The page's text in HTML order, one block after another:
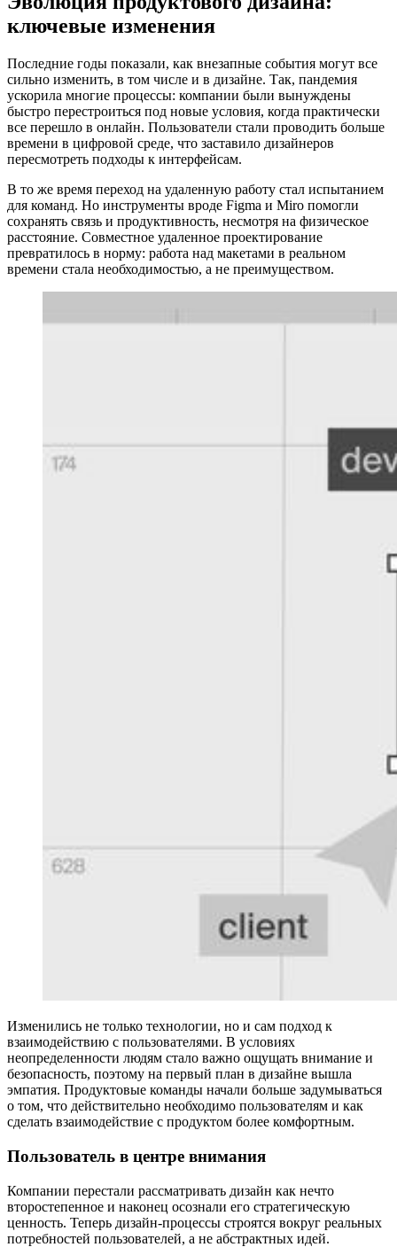
ключевые изменения
Последние годы показали, как внезапные события могут все
сильно изменить, в том числе и в дизайне. Так, пандемия
ускорила многие процессы: компании были вынуждены
быстро перестроиться под новые условия, когда практически
все перешло в онлайн. Пользователи стали проводить больше
времени в цифровой среде, что заставило дизайнеров
пересмотреть подходы к интерфейсам.
В то же время переход на удаленную работу стал испытанием
для команд. Но инструменты вроде Figma и Miro помогли
сохранять связь и продуктивность, несмотря на физическое
расстояние. Совместное удаленное проектирование
превратилось в норму: работа над макетами в реальном
времени стала необходимостью, а не преимуществом.
Изменились не только технологии, но и сам подход к
взаимодействию с пользователями. В условиях
неопределенности людям стало важно ощущать внимание и
безопасность, поэтому на первый план в дизайне вышла
эмпатия. Продуктовые команды начали больше задумываться
о том, что действительно необходимо пользователям и как
сделать взаимодействие с продуктом более комфортным.
Пользователь в центре внимания
Компании перестали рассматривать дизайн как нечто
второстепенное и наконец осознали его стратегическую
ценность. Теперь дизайн-процессы строятся вокруг реальных
потребностей пользователей, а не абстрактных идей.